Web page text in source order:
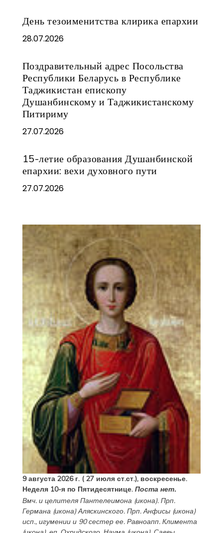
День тезоименитства клирика епархии
28.07.2026
Поздравительный адрес Посольства
Республики Беларусь в Республике
Таджикистан епископу
Душанбинскому и Таджикистанскому
Питириму
27.07.2026
15-летие образования Душанбинской
епархии: вехи духовного пути
27.07.2026
9 августа 2026 г. ( 27 июля ст.ст.), воскресенье.
Неделя 10-я по Пятидесятнице. Поста нет.
Вмч. и целителя Пантелеимона(икона). Прп.
Германа(икона) Аляскинского. Прп.Анфисы(икона)
исп., игумении и 90 сестер ее. Равноапп. Климента